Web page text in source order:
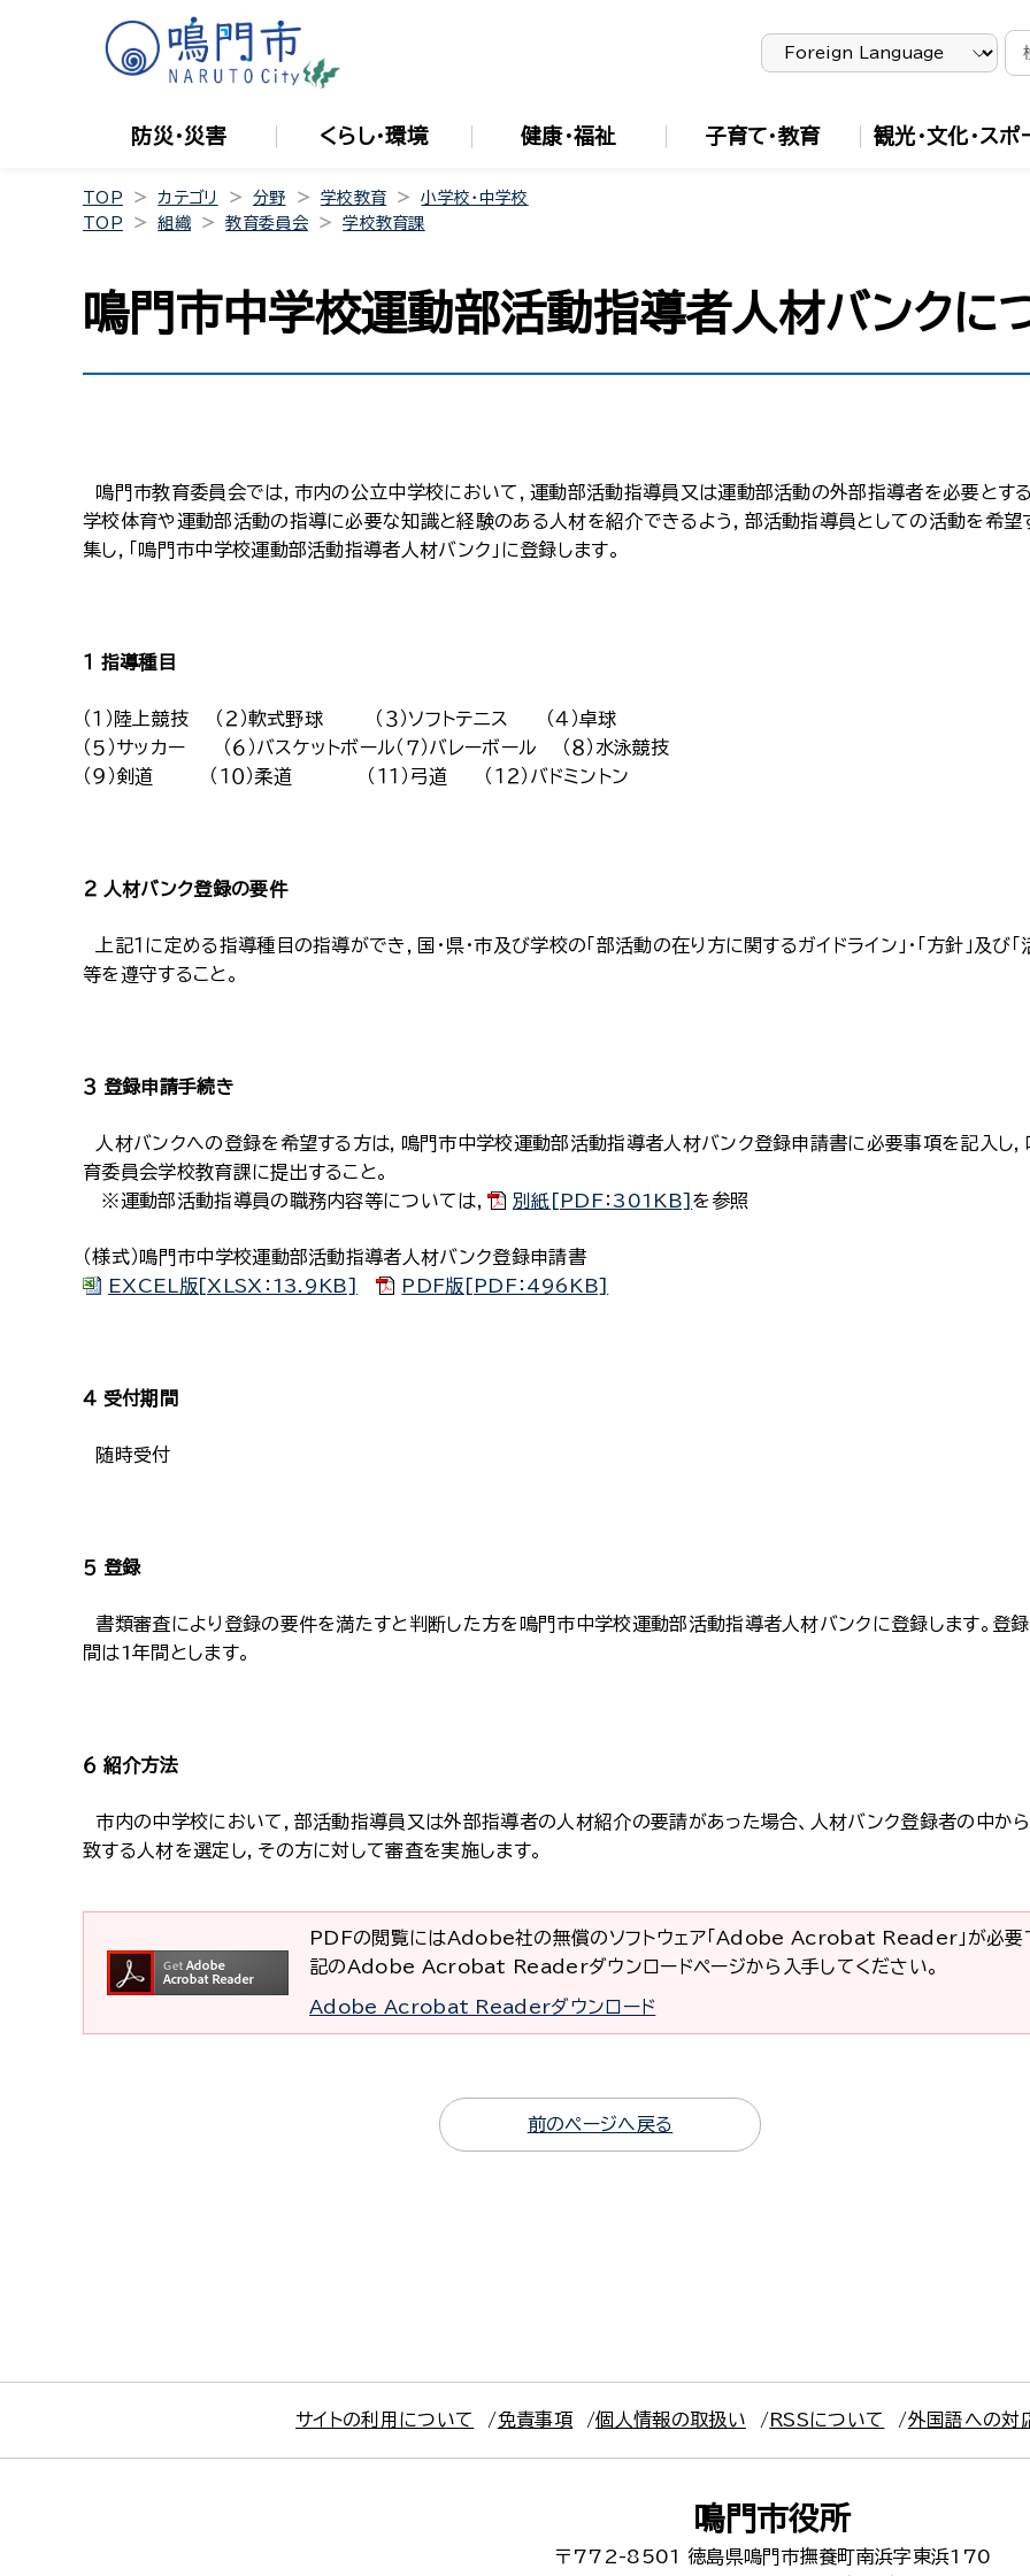
防災・災害 くらし・環境 健康・福祉 子育て・教育 観光・文化・スポ
TOP カテゴリ 分野 学校教育
小学校・中学校
TOP
組織 教育委員会 学校教育課
鳴門市中学校運動部活動指導者人材バンクに
鳴門市教育委員会では，市内の公立中学校において，運動部活動指導員又は運動部活動の外部指導者を必要とす
学校体育や運動部活動の指導に必要な知識と経験のある人材を紹介できるよう，部活動指導員としての活動を希望
集し，「鳴門市中学校運動部活動指導者人材バンク」に登録します。
１ 指導種目
（１）陸上競技 （２）軟式野球 （３）ソフトテニス （４）卓球
（５）サッカー （６）バスケットボール（７）バレーボール （８）水泳競技
（９）剣道 （１０）柔道 （１１）弓道 （１２）バドミントン
２ 人材バンク登録の要件
上記１に定める指導種目の指導ができ，国・県・市及び学校の「部活動の在り方に関するガイドライン」・「方針」及び「
等を遵守すること。
３ 登録申請手続き
人材バンクへの登録を希望する方は，鳴門市中学校運動部活動指導者人材バンク登録申請書に必要事項を記入し
育委員会学校教育課に提出すること。
※運動部活動指導員の職務内容等については，
別紙[PDF：301KB] を参照
（様式）鳴門市中学校運動部活動指導者人材バンク登録申請書
EXCEL版[XLSX：13.9KB]
PDF版[PDF：496KB]
４ 受付期間
随時受付
５ 登録
書類審査により登録の要件を満たすと判断した方を鳴門市中学校運動部活動指導者人材バンクに登録します。登
間は1年間とします。
６ 紹介方法
市内の中学校において，部活動指導員又は外部指導者の人材紹介の要請があった場合、人材バンク登録者の中から
致する人材を選定し，その方に対して審査を実施します。
PDFの閲覧にはAdobe社の無償のソフトウェア「Adobe Acrobat Reader」が必要
記のAdobe Acrobat Readerダウンロードページから入手してください。
Adobe Acrobat Readerダウンロード
前のページへ戻る
サイトの利用について 免責事項 個人情報の取扱い RSSについて 外国語への対
鳴門市役所
〒772-8501 徳島県鳴門市撫養町南浜字東浜170